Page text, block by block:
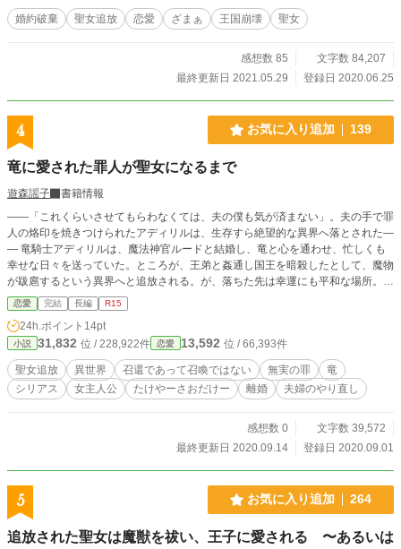
婚約破棄 聖女追放 恋愛 ざまぁ 王国崩壊 聖女
感想数 85
文字数 84,207
最終更新日 2021.05.29
登録日 2020.06.25
4 お気に入り追加 139
竜に愛された罪人が聖女になるまで
遊森謡子
書籍情報
――「これくらいさせてもらわなくては、夫の僕も気が済まない」。夫の手で罪
人の烙印を焼きつけられたアディリルは、生存すら絶望的な異界へ落とされた―
― 竜騎士アディリルは、魔法神官ルードと結婚し、竜と心を通わせ、忙しくも
幸せな日々を送っていた。ところが、王弟と姦通し国王を暗殺したとして、魔物
が跋扈するという異界へと追放される。が、落ちた先は幸運にも平和な場所。数
年を山奥の村で過ごす内に、絶望も憎しみも少しずつ癒されるかのように思えた
が、ある日突然、元の世界に“召還”されて…… ※中編。完結まで予約済です、２
週間お付き合い下さい。※ヒロインは『聖女』ですが、清純でピュアで純潔で、
という感じではないので、苦手な方は注意。※「召喚」は呼び出すこと、「召
還」は呼び戻すこと。ここテストに出ます。※小説家になろうさん、カクヨムさ
んにも投稿。
恋愛 完結 長編 R15
24h.ポイント 14pt
小説 31,832 位 / 228,922件 恋愛 13,592 位 / 66,393件
聖女追放 異世界 召還であって召喚ではない 無実の罪
竜
シリアス
女主人公 たけやーさおだけー 離婚 夫婦のやり直し
感想数 0
文字数 39,572
最終更新日 2020.09.14
登録日 2020.09.01
5 お気に入り追加 264
追放された聖女は魔獣を祓い、王子に愛される 〜あるいは